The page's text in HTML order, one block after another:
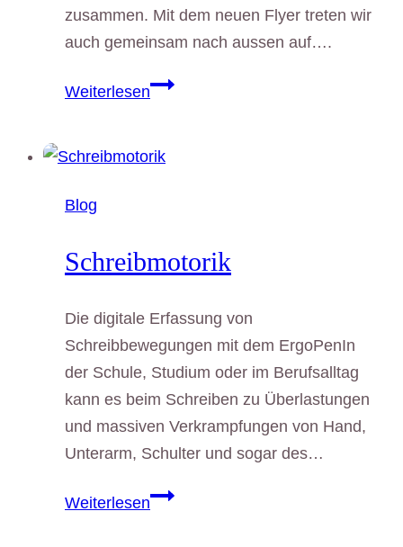
zusammen. Mit dem neuen Flyer treten wir
auch gemeinsam nach aussen auf….
WeiterlesenErgotherapie-
und
All
gemeinsam
Werbung
Blog
Schreibmotorik
Die digitale Erfassung von
Schreibbewegungen mit dem ErgoPenIn
der Schule, Studium oder im Berufsalltag
kann es beim Schreiben zu Überlastungen
und massiven Verkrampfungen von Hand,
Unterarm, Schulter und sogar des…
WeiterlesenSchreibmotorik